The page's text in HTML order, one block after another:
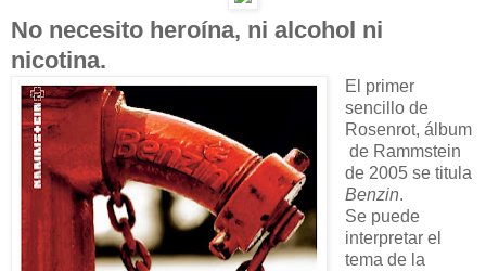
No necesito heroína, ni alcohol ni
nicotina.
El primer
sencillo de
Rosenrot, álbum
de Rammstein
de 2005 se titula
Benzin.
Se puede
interpretar el
tema de la